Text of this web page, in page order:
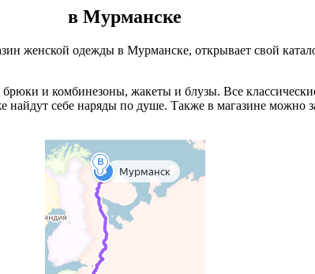
в Мурманске
женской одежды в Мурманске, открывает свой
и комбинезоны, жакеты и блузы. Все
найдут себе наряды по душе. Также в магазине можно